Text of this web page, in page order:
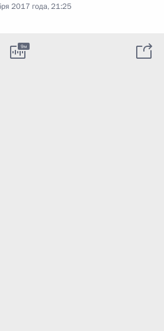
2017 года, 21:25
9м